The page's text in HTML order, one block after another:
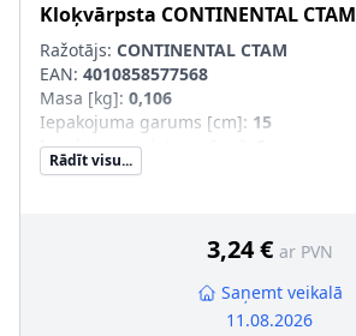
Kloķvārpsta CONTINENTAL CTAM
Ražotājs: CONTINENTAL CTAM
EAN: 4010858577568
Masa [kg]: 0,106
Iepakojuma garums [cm]: 15
Iepakojuma platums [cm]
Iepakojuma augstums [cm]
Rādīt visu...
3,24 € ar PVN
Saņemt veikalā
11.08.2026